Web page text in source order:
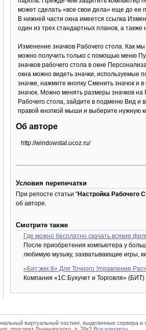
может сделать «все свои дела» еще до ее
В нижней части окна имеется ссылка
один из трех стандартных планов, а
Изменение значков Рабочего стола. Как
можно получить только с помощью меню
значков рабочего стола в окне
окна можно видеть значки, используемые
значке, нажмите кнопку Сменить значок и
значок. Можно менять размеры значков на
Рабочего стола, зайдите в подменю Вид и
правой кнопкой мыши и выберите нужную
Об авторе
http://windowstat.ucoz.ru/
Условия перепечатки
При репосте статьи "Настройка Рабочего
об авторе.
Смотрите также
Где можно бесплатно скачать всякие
После приобретения компьютера у
любимую музыку, захватывающие игры,
«Бит:жкх 8» Для Точного Управления
Компания «1С:Бухучет и Торговля»
виртуальный хостинг, выделенные сервера и